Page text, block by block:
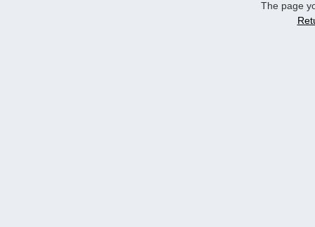
The page